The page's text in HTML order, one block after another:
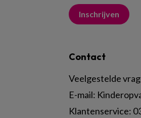
Inschrijven
Contact
Veelgestelde
E-mail:
Klantenservice: